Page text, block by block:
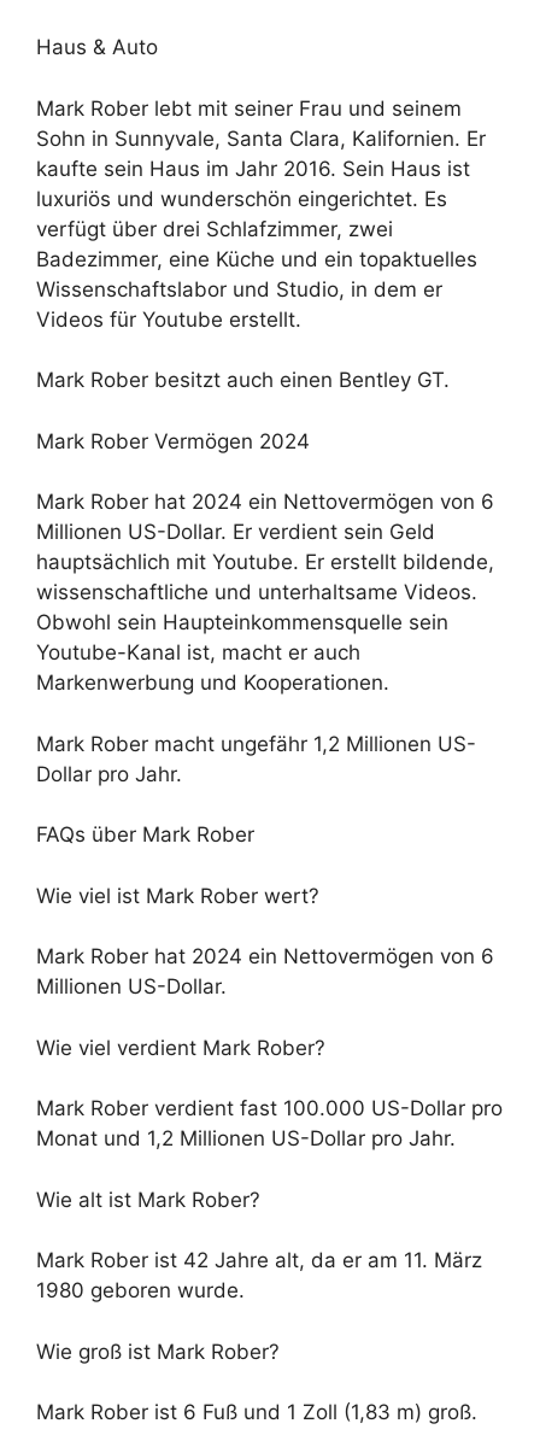
Haus & Auto
Mark Rober lebt mit seiner Frau und seinem
Sohn in Sunnyvale, Santa Clara, Kalifornien. Er
kaufte sein Haus im Jahr 2016. Sein Haus ist
luxuriös und wunderschön eingerichtet. Es
verfügt über drei Schlafzimmer, zwei
Badezimmer, eine Küche und ein topaktuelles
Wissenschaftslabor und Studio, in dem er
Videos für Youtube erstellt.
Mark Rober besitzt auch einen Bentley GT.
Mark Rober Vermögen 2024
Mark Rober hat 2024 ein Nettovermögen von 6
Millionen US-Dollar. Er verdient sein Geld
hauptsächlich mit Youtube. Er erstellt bildende,
wissenschaftliche und unterhaltsame Videos.
Obwohl sein Haupteinkommensquelle sein
Youtube-Kanal ist, macht er auch
Markenwerbung und Kooperationen.
Mark Rober macht ungefähr 1,2 Millionen US-
Dollar pro Jahr.
FAQs über Mark Rober
Wie viel ist Mark Rober wert?
Mark Rober hat 2024 ein Nettovermögen von 6
Millionen US-Dollar.
Wie viel verdient Mark Rober?
Mark Rober verdient fast 100.000 US-Dollar pro
Monat und 1,2 Millionen US-Dollar pro Jahr.
Wie alt ist Mark Rober?
Mark Rober ist 42 Jahre alt, da er am 11. März
1980 geboren wurde.
Wie groß ist Mark Rober?
Mark Rober ist 6 Fuß und 1 Zoll (1,83 m) groß.